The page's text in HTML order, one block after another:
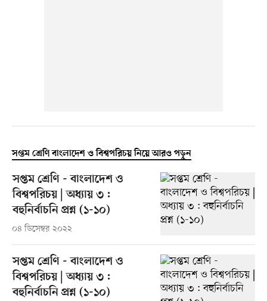
সপ্তম শ্রেণি বাংলাদেশ ও বিশ্বপরিচয় নিয়ে আরও পড়ুন
সপ্তম শ্রেণি - বাংলাদেশ ও
বিশ্বপরিচয় | অধ্যায় ৩ :
বহুনির্বাচনি প্রশ্ন (১-১০)
০৪ ডিসেম্বর ২০২২
সপ্তম শ্রেণি - বাংলাদেশ ও
বিশ্বপরিচয় | অধ্যায় ৩ :
বহুনির্বাচনি প্রশ্ন (১-১০)